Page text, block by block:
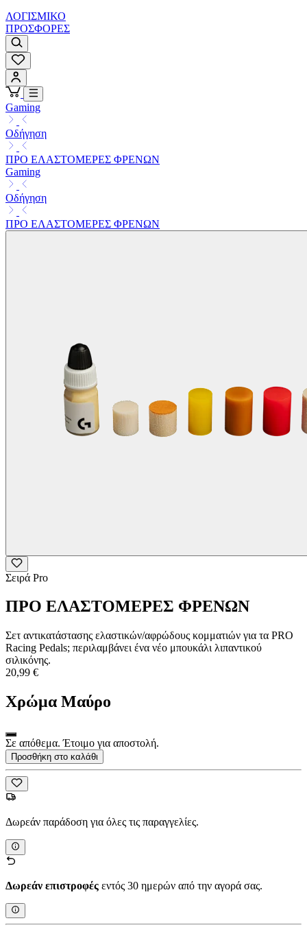
ΛΟΓΙΣΜΙΚΟ
ΠΡΟΣΦΟΡΕΣ
Gaming
Οδήγηση
ΠΡΟ ΕΛΑΣΤΟΜΕΡΕΣ ΦΡΕΝΩΝ
Gaming
Οδήγηση
ΠΡΟ ΕΛΑΣΤΟΜΕΡΕΣ ΦΡΕΝΩΝ
Σειρά Pro
ΠΡΟ ΕΛΑΣΤΟΜΕΡΕΣ ΦΡΕΝΩΝ
Σετ αντικατάστασης ελαστικών/αφρώδους κομματιών για τα PRO
Racing Pedals; περιλαμβάνει ένα νέο μπουκάλι λιπαντικού
σιλικόνης.
20,99 €
Χρώμα Μαύρο
Σε απόθεμα. Έτοιμο για αποστολή.
Προσθήκη στο καλάθι
Δωρεάν παράδοση για όλες τις παραγγελίες.
Δωρεάν επιστροφές εντός 30 ημερών από την αγορά σας.